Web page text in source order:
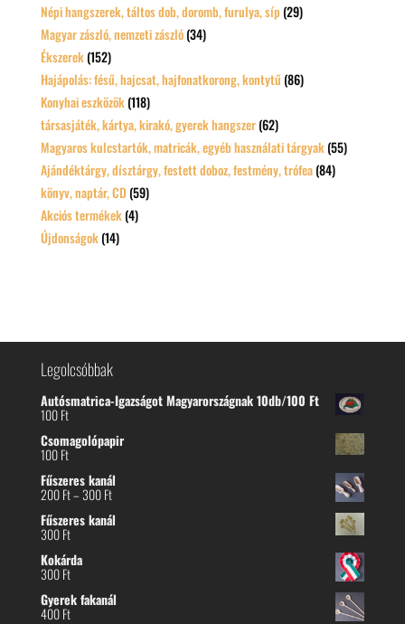
Népi hangszerek, táltos dob, doromb, furulya, síp (29)
Magyar zászló, nemzeti zászló (34)
Ékszerek (152)
Hajápolás: fésű, hajcsat, hajfonatkorong, kontytű (86)
Konyhai eszközök (118)
társasjáték, kártya, kirakó, gyerek hangszer (62)
Magyaros kulcstartók, matricák, egyéb használati tárgyak (55)
Ajándéktárgy, dísztárgy, festett doboz, festmény, trófea (84)
könyv, naptár, CD (59)
Akciós termékek (4)
Újdonságok (14)
Legolcsóbbak
Autósmatrica-Igazságot Magyarországnak 10db/100 Ft
100Ft
Csomagolópapir
100Ft
Fűszeres kanál
200Ft–300FtÁrtartomány:
-
Fűszeres kanál
300Ft
Kokárda
300Ft
Gyerek fakanál
400Ft